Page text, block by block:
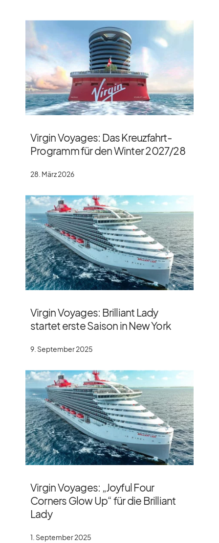
Virgin Voyages: Das Kreuzfahrt-
Programm für den Winter 2027/​28
28. März 2026
Virgin Voyages: Brilliant Lady
startet erste Saison in New York
9. September 2025
Virgin Voyages: „Joyful Four
Corners Glow Up“ für die Brilliant
Lady
1. September 2025